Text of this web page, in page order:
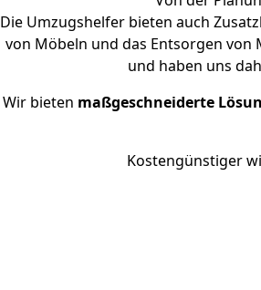
Die Umzugshelfer bieten auch
von Möbeln und das Entsorgen von
und haben uns
Wir bieten maßgeschneiderte
Kostengünstiger